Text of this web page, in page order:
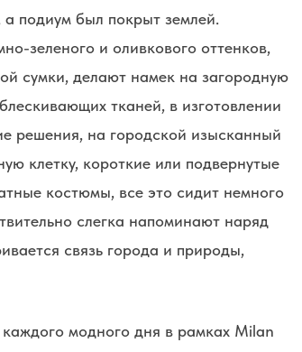
подиум был покрыт землей.
зеленого и оливкового оттенков,
сумки, делают намек на загородную
тканей, в изготовлении
решения, на городской изысканный
клетку, короткие или подвернутые
костюмы, все это сидит немного
слегка напоминают наряд
связь города и природы,
модного дня в рамках Milan